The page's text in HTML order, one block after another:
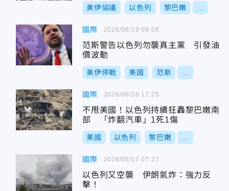
美伊協議 以色列 黎巴嫩
國際
范斯警告以色列勿襲真主黨 引發油
價波動
美伊停戰 美國 范斯
2026/06/19 08:08
國際
不甩美國！以色列持續狂轟黎巴嫩南
部 「炸翻汽車」1死1傷
美國 以色列 黎巴嫩
2026/06/18 17:25
國際
以色列又空襲 伊朗氣炸：強力反
擊！
2026/06/17 07:27